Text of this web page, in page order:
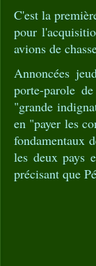
C'est la
pour
avions de
Annoncées
porte-parole
"grande
en "payer les
fondamentaux
les deux pays
précisant que